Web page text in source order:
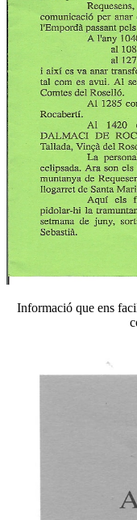
Informació que ens